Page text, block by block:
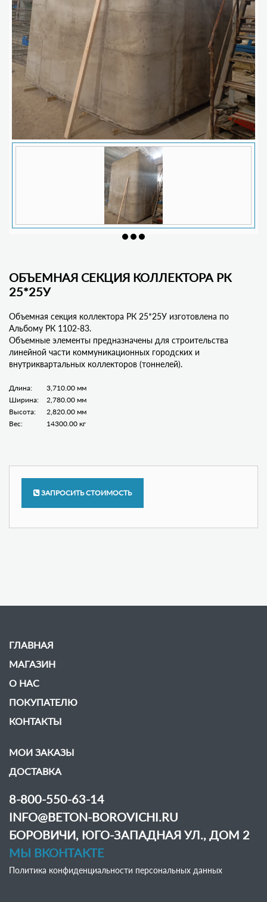
ОБЪЕМНАЯ СЕКЦИЯ КОЛЛЕКТОРА РК
25*25У
Объемная секция коллектора РК 25*25У изготовлена по
Альбому РК 1102-83.
Объемные элементы предназначены для строительства
линейной части коммуникационных городских и
внутриквартальных коллекторов (тоннелей).
Длина:
3,710.00 мм
Ширина:
2,780.00 мм
Высота:
2,820.00 мм
Вес:
14300.00 кг
ЗАПРОСИТЬ СТОИМОСТЬ
ГЛАВНАЯ
МАГАЗИН
О НАС
ПОКУПАТЕЛЮ
КОНТАКТЫ
МОИ ЗАКАЗЫ
ДОСТАВКА
8-800-550-63-14
INFO@BETON-BOROVICHI.RU
БОРОВИЧИ, ЮГО-ЗАПАДНАЯ УЛ., ДОМ 2
МЫ ВКОНТАКТЕ
Политика конфиденциальности персональных данных